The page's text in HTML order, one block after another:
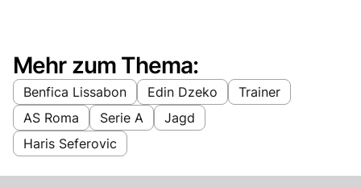
Mehr zum Thema:
Benfica Lissabon Edin Dzeko
Trainer
AS Roma
Serie A
Jagd
Haris Seferovic